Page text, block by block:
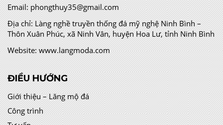
Email: phongthuy35@gmail.com
Địa chỉ:Làng nghề truyền thống đá mỹ nghệ Ninh Bình –
Thôn Xuân Phúc, xã Ninh Vân, huyện Hoa Lư, tỉnh Ninh Bình
Website: www.langmoda.com
ĐIỀU HƯỚNG
Giới thiệu – Lăng mộ đá
Công trình